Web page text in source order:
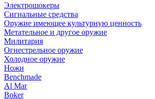
Электрошокеры
Сигнальные средства
Оружие имеющее культурную ценность
Метательное и другое оружие
Милитария
Огнестрельное оружие
Холодное оружие
Ножи
Benchmade
Al Mar
Boker